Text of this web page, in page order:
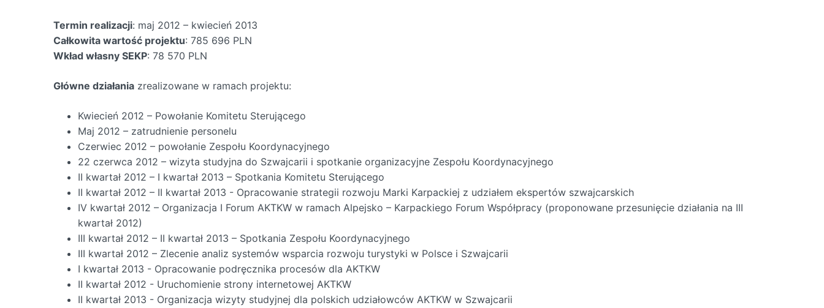
Termin realizacji: maj 2012 – kwiecień 2013
Całkowita wartość projektu: 785 696 PLN
Wkład własny SEKP: 78 570 PLN
Główne działania zrealizowane w ramach projektu:
Kwiecień 2012 – Powołanie Komitetu Sterującego
Maj 2012 – zatrudnienie personelu
Czerwiec 2012 – powołanie Zespołu Koordynacyjnego
22 czerwca 2012 – wizyta studyjna do Szwajcarii i spotkanie organizacyjne Zespołu Koordynacyjnego
II kwartał 2012 – I kwartał 2013 – Spotkania Komitetu Sterującego
II kwartał 2012 – II kwartał 2013 - Opracowanie strategii rozwoju Marki Karpackiej z udziałem ekspertów szwajcarskich
IV kwartał 2012 – Organizacja I Forum AKTKW w ramach Alpejsko – Karpackiego Forum Współpracy (proponowane przesunięcie działania na III
kwartał 2012)
III kwartał 2012 – II kwartał 2013 – Spotkania Zespołu Koordynacyjnego
III kwartał 2012 – Zlecenie analiz systemów wsparcia rozwoju turystyki w Polsce i Szwajcarii
I kwartał 2013 - Opracowanie podręcznika procesów dla AKTKW
II kwartał 2012 - Uruchomienie strony internetowej AKTKW
II kwartał 2013 - Organizacja wizyty studyjnej dla polskich udziałowców AKTKW w Szwajcarii